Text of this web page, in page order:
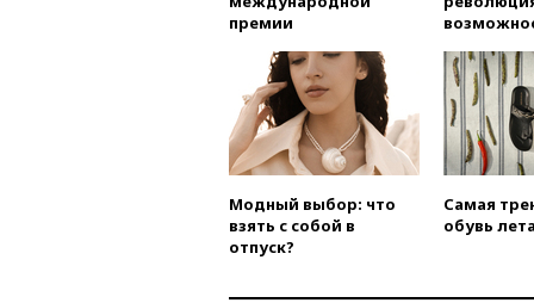
премии
Модный выбор: что
взять с собой в
отпуск?
Самая
обувь